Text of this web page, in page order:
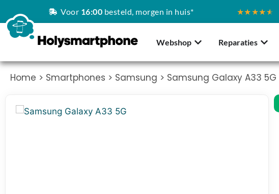
Voor 16:00 besteld, morgen in huis* ★★★★★
Webshop Reparaties
Home > Smartphones > Samsung > Samsung Galaxy A33 5G